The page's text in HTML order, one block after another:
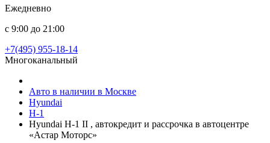
Ежедневно
с 9:00 до 21:00
+7(495) 955-18-14
Многоканальный
Авто в наличии в Москве
Hyundai
H-1
Hyundai H-1 II , автокредит и рассрочка в автоцентре
«Астар Моторс»